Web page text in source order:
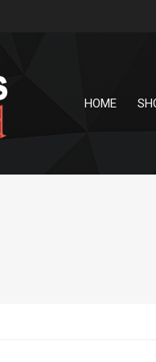
HOME